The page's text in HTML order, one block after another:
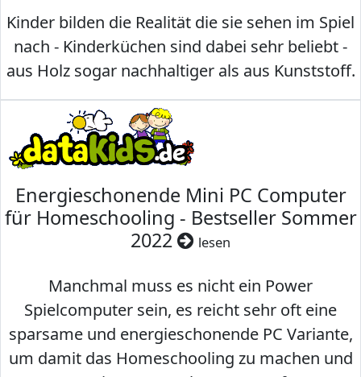
Kinder bilden die Realität die sie sehen im Spiel
nach - Kinderküchen sind dabei sehr beliebt -
aus Holz sogar nachhaltiger als aus Kunststoff.
Energieschonende Mini PC Computer
für Homeschooling - Bestseller Sommer
2022
lesen
Manchmal muss es nicht ein Power
Spielcomputer sein, es reicht sehr oft eine
sparsame und energieschonende PC Variante,
um damit das Homeschooling zu machen und